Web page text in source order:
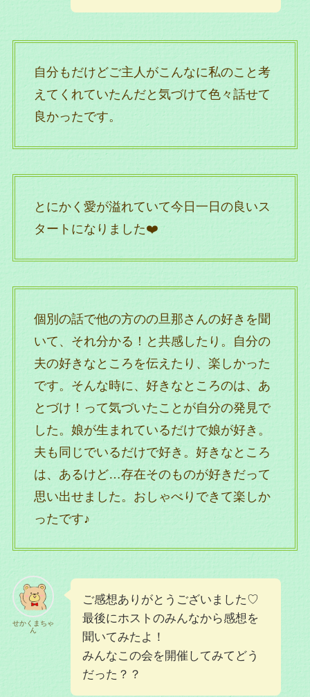
自分もだけどご主人がこんなに私のこと考
えてくれていたんだと気づけて色々話せて
良かったです。
とにかく愛が溢れていて今日一日の良いス
タートになりました❤️
個別の話で他の方のの旦那さんの好きを聞
いて、それ分かる！と共感したり。自分の
夫の好きなところを伝えたり、楽しかった
です。そんな時に、好きなところのは、あ
とづけ！って気づいたことが自分の発見で
した。娘が生まれているだけで娘が好き。
夫も同じでいるだけで好き。好きなところ
は、あるけど…存在そのものが好きだって
思い出せました。おしゃべりできて楽しか
ったです♪
せかくまちゃ
ん
ご感想ありがとうございました♡
最後にホストのみんなから感想を
聞いてみたよ！
みんなこの会を開催してみてどう
だった？？